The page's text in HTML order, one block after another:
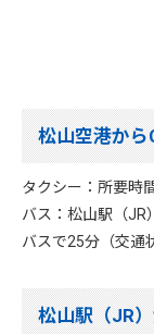
松山空港から
タクシー：所要時
バス：松山駅（JR
バスで25分（交通
松山駅（JR